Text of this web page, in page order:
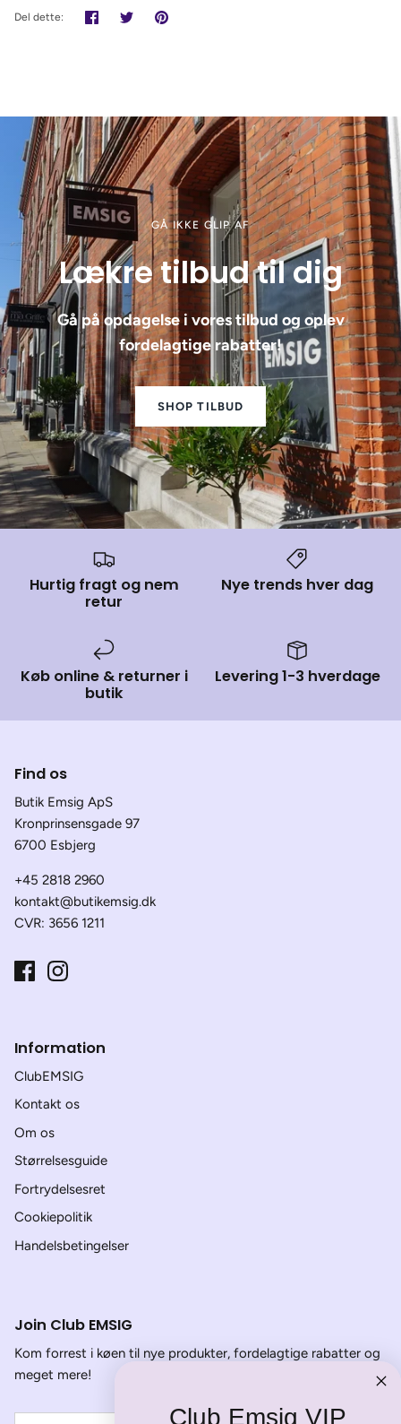
Del dette: Del TweetPin
GÅ IKKE GLIP AF
Lækre tilbud til dig
Gå på opdagelse i vores tilbud og oplev
fordelagtige rabatter!
SHOP TILBUD
Hurtig fragt og nem
retur
Nye trends hver dag
Køb online & returner i
butik
Levering 1-3 hverdage
Find os
Butik Emsig ApS
Kronprinsensgade 97
6700 Esbjerg
+45 2818 2960
kontakt@butikemsig.dk
CVR: 3656 1211
Information
ClubEMSIG
Kontakt os
Om os
Størrelsesguide
Fortrydelsesret
Cookiepolitik
Handelsbetingelser
Join Club EMSIG
Kom forrest i køen til nye produkter, fordelagtige rabatter og
meget mere!
Club Emsig VIP